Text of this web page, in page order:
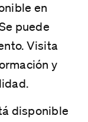
en
puede
Visita
y
disponible